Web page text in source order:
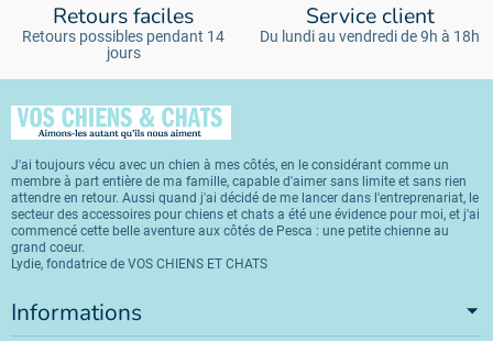
Retours faciles
Retours possibles pendant 14
jours
Service client
Du lundi au vendredi de 9h à 18h
J'ai toujours vécu avec un chien à mes côtés, en le considérant comme un
membre à part entière de ma famille, capable d'aimer sans limite et sans rien
attendre en retour. Aussi quand j'ai décidé de me lancer dans l'entreprenariat, le
secteur des accessoires pour chiens et chats a été une évidence pour moi, et j'ai
commencé cette belle aventure aux côtés de Pesca : une petite chienne au
grand coeur.
Lydie, fondatrice de VOS CHIENS ET CHATS
Informations